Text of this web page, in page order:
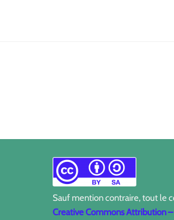
Sauf mention contraire, tout le
Creative Commons Attribution